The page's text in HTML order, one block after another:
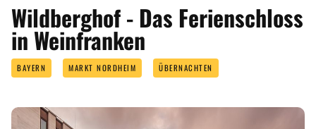
Wildberghof - Das Ferienschloss
in Weinfranken
BAYERN MARKT NORDHEIM ÜBERNACHTEN